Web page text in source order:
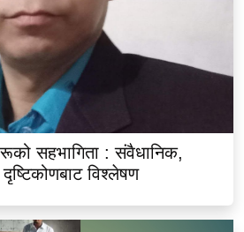
सहभागिता : संवैधानिक,
विश्लेषण